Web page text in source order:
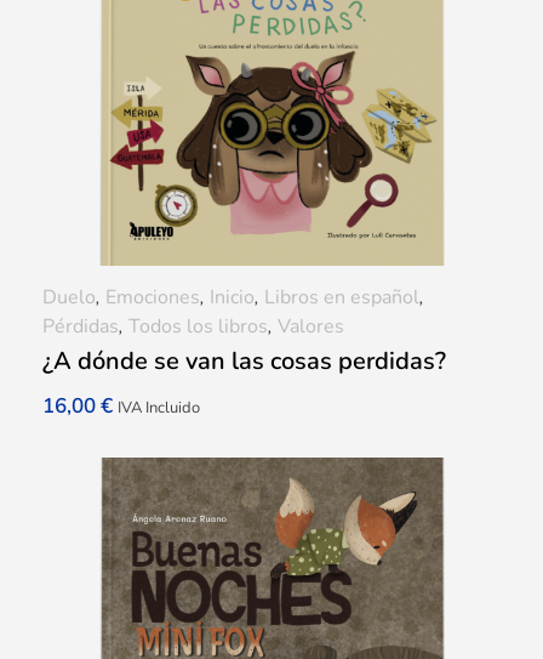
¿A dónde se van las cosas perdidas?
16,00€ IVA Incluido
Duelo, Emociones, Inicio, Libros en español,
Pérdidas, Todos los libros, Valores